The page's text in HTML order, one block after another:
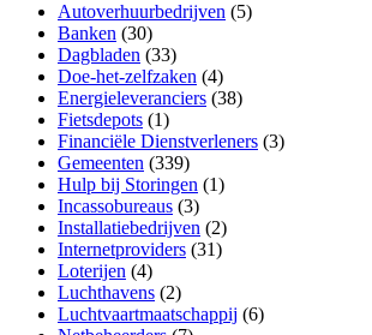
Autoverhuurbedrijven (5)
Banken (30)
Dagbladen (33)
Doe-het-zelfzaken (4)
Energieleveranciers (38)
Fietsdepots (1)
Financiële Dienstverleners (3)
Gemeenten (339)
Hulp bij Storingen (1)
Incassobureaus (3)
Installatiebedrijven (2)
Internetproviders (31)
Loterijen (4)
Luchthavens (2)
Luchtvaartmaatschappij (6)